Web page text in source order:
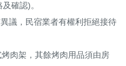
確認)。
議，民宿業者有權利拒絕接待
肉架，其餘烤肉用品須由房